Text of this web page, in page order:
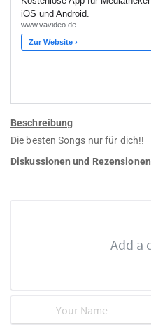
Beschreibung
Die besten Songs nur für dich!!
Diskussionen und Rezensionen